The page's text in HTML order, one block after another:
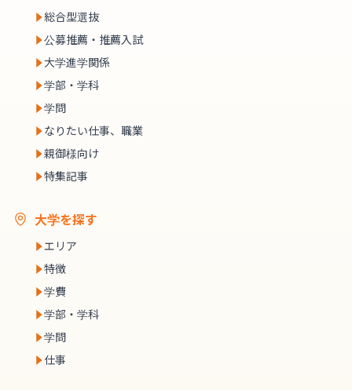
総合型選抜
公募推薦・推薦入試
大学進学関係
学部・学科
学問
なりたい仕事、職業
親御様向け
特集記事
大学を探す
エリア
特徴
学費
学部・学科
学問
仕事